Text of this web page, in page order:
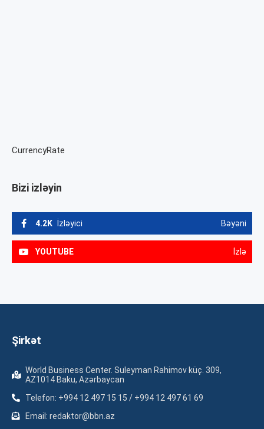
CurrencyRate
Bizi izləyin
4.2K İzləyici Bəyəni
YOUTUBE İzlə
Şirkət
World Business Center. Suleyman Rahimov küç. 309,
AZ1014 Baku, Azərbaycan
Telefon: +994 12 497 15 15 / +994 12 497 61 69
Email: redaktor@bbn.az